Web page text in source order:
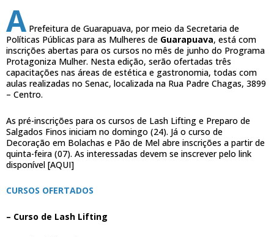
A Prefeitura de Guarapuava, por meio da Secretaria de
Políticas Públicas para as Mulheres de Guarapuava, está com
inscrições abertas para os cursos no mês de junho do Programa
Protagoniza Mulher. Nesta edição, serão ofertadas três
capacitações nas áreas de estética e gastronomia, todas com
aulas realizadas no Senac, localizada na Rua Padre Chagas, 3899
– Centro.
As pré-inscrições para os cursos de Lash Lifting e Preparo de
Salgados Finos iniciam no domingo (24). Já o curso de
Decoração em Bolachas e Pão de Mel abre inscrições a partir de
quinta-feira (07). As interessadas devem se inscrever pelo link
disponível [AQUI]
CURSOS OFERTADOS
– Curso de Lash Lifting